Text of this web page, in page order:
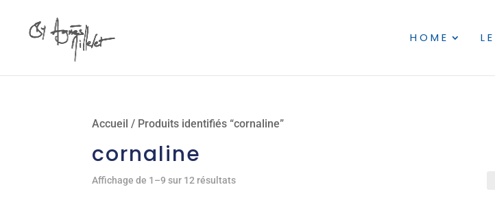
HOME
Accueil / Produits identifiés “cornaline”
cornaline
Affichage de 1–9 sur 12 résultats